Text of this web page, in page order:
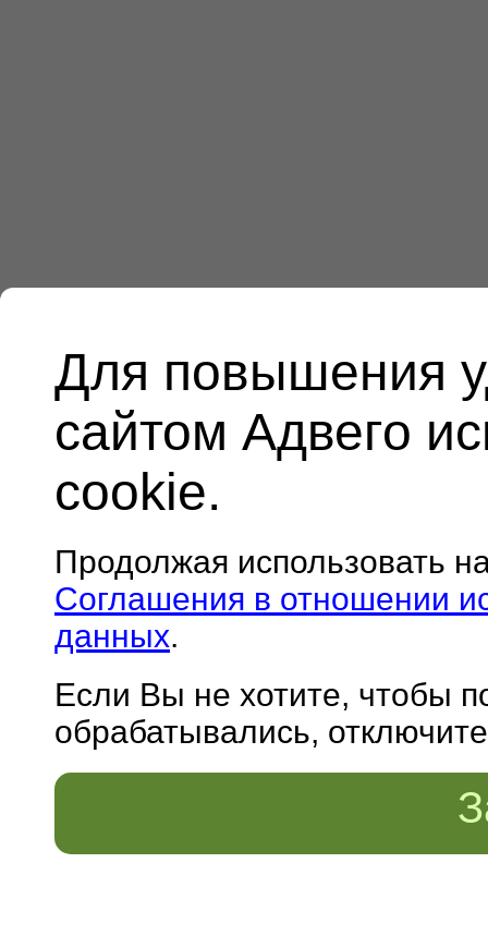
Для повышения
сайтом Адвего
cookie.
Продолжая использовать
Соглашения в отношении
данных.
Если Вы не хотите, чтобы
обрабатывались,